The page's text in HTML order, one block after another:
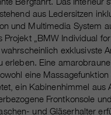
aus Ledersitzen
und Multimedia System
Projekt „BMW Individual for
exklusivste
erleben. Eine
eine Massagefunktion
ein Kabinenhimmel aus
Frontkonsole und
und Gläserhalter